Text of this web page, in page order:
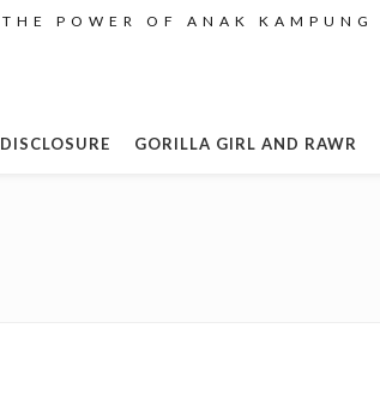
THE POWER OF ANAK KAMPUNG
DISCLOSURE GORILLA GIRL AND RAWR